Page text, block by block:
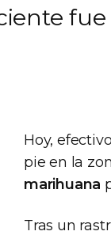
Hoy,
pie en la
marihuana
Tras un